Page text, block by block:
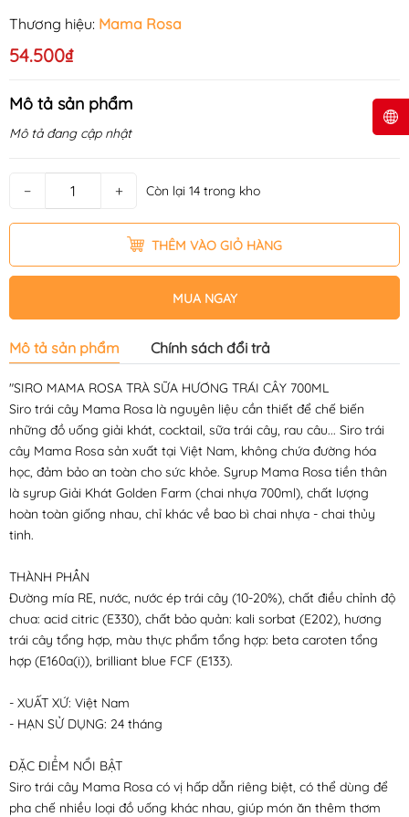
Thương hiệu: Mama Rosa
54.500₫
Mô tả sản phẩm
Mô tả đang cập nhật
− + Còn lại 14 trong kho
THÊM VÀO GIỎ HÀNG
MUA NGAY
Mô tả sản phẩm Chính sách đổi trả
"SIRO MAMA ROSA TRÀ SỮA HƯƠNG TRÁI CÂY 700ML
Siro trái cây Mama Rosa là nguyên liệu cần thiết để chế biến
những đồ uống giải khát, cocktail, sữa trái cây, rau câu... Siro trái
cây Mama Rosa sản xuất tại Việt Nam, không chứa đường hóa
học, đảm bảo an toàn cho sức khỏe. Syrup Mama Rosa tiền thân
là syrup Giải Khát Golden Farm (chai nhựa 700ml), chất lượng
hoàn toàn giống nhau, chỉ khác về bao bì chai nhựa - chai thủy
tinh.
THÀNH PHẦN
Đường mía RE, nước, nước ép trái cây (10-20%), chất điều chỉnh độ
chua: acid citric (E330), chất bảo quản: kali sorbat (E202), hương
trái cây tổng hợp, màu thực phẩm tổng hợp: beta caroten tổng
hợp (E160a(i)), brilliant blue FCF (E133).
- XUẤT XỨ: Việt Nam
- HẠN SỬ DỤNG: 24 tháng
ĐẶC ĐIỂM NỔI BẬT
Siro trái cây Mama Rosa có vị hấp dẫn riêng biệt, có thể dùng để
pha chế nhiều loại đồ uống khác nhau, giúp món ăn thêm thơm